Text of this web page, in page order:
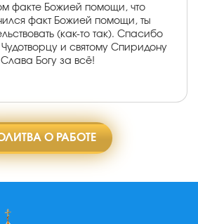
факте Божией помощи, что
факт Божией помощи, ты
(как-то так). Спасибо
и святому Спиридону
Богу за всё!
О РАБОТЕ